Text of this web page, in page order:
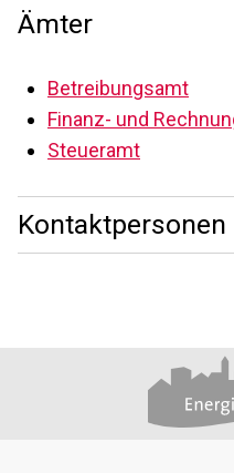
Ämter
Betreibungsamt
Finanz- und
Steueramt
Kontaktpersonen